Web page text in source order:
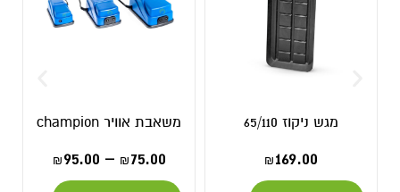
מגש ניקוז 65/110
₪169.00
משאבת אוויר champion
₪75.00
–
₪95.00